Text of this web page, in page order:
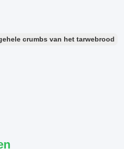
crumbs van het tarwebrood